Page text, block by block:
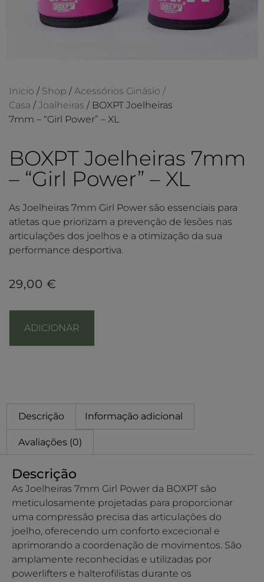
Início / Shop / Acessórios Ginásio /
Casa / Joalheiras / BOXPT Joelheiras
7mm – “Girl Power” – XL
BOXPT Joelheiras 7mm
– “Girl Power” – XL
As Joelheiras 7mm Girl Power são essenciais para
atletas que priorizam a prevenção de lesões nas
articulações dos joelhos e a otimização da sua
performance desportiva.
29,00 €
ADICIONAR
Descrição Informação adicional
Avaliações (0)
Descrição
As Joelheiras 7mm Girl Power da BOXPT são
meticulosamente projetadas para proporcionar
uma compressão precisa das articulações do
joelho, oferecendo um conforto excecional e
aprimorando a coordenação de movimentos. São
amplamente reconhecidas e utilizadas por
powerlifters e halterofilistas durante os